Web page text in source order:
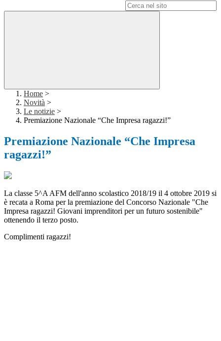
Home >
Novità >
Le notizie >
Premiazione Nazionale “Che Impresa ragazzi!”
Premiazione Nazionale “Che Impresa
ragazzi!”
La classe 5^A AFM dell'anno scolastico 2018/19 il 4 ottobre 2019 si
è recata a Roma per la premiazione del Concorso Nazionale "Che
Impresa ragazzi! Giovani imprenditori per un futuro sostenibile"
ottenendo il terzo posto.
Complimenti ragazzi!